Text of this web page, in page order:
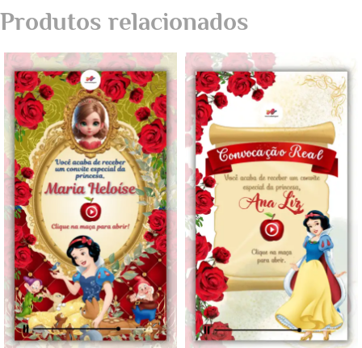
Produtos relacionados